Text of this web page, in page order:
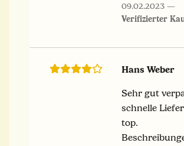
09.02.2023
Verifizierter
Hans Weber
Sehr gut
schnelle
top.